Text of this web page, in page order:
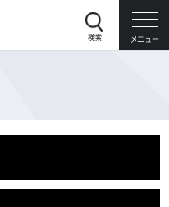
検索 メニュー